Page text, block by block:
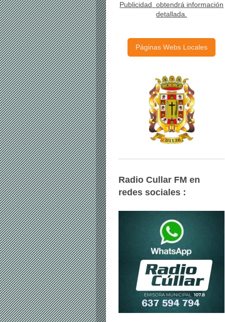
Publicidad obtendrá información
detallada.
Páginas Webs Locales
Radio Cullar FM en
redes sociales :